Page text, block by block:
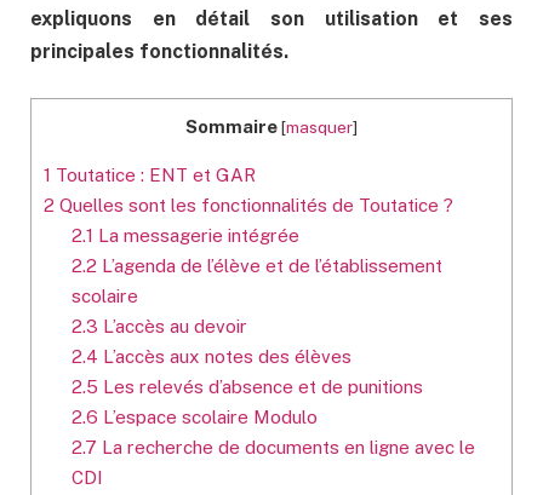
expliquons en détail son utilisation et ses
principales fonctionnalités.
Sommaire[masquer]
1 Toutatice : ENT et GAR
2 Quelles sont les fonctionnalités de Toutatice ?
2.1 La messagerie intégrée
2.2 L’agenda de l’élève et de l’établissement
scolaire
2.3 L’accès au devoir
2.4 L’accès aux notes des élèves
2.5 Les relevés d’absence et de punitions
2.6 L’espace scolaire Modulo
2.7 La recherche de documents en ligne avec le
CDI